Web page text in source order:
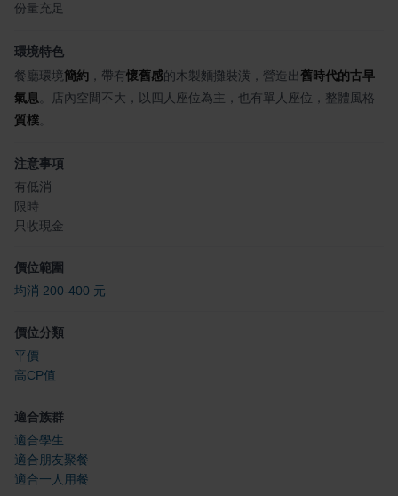
份量充足
環境特色
餐廳環境簡約 ，帶有懷舊感的木製麵攤裝潢，營造出舊時代的古早
氣息 。店內空間不大，以四人座位為主，也有單人座位，整體風格
質樸
注意事項
有低消
限時
只收現金
價位範圍
均消 200-400 元
價位分類
平價
高CP值
適合族群
適合學生
適合朋友聚餐
適合一人用餐